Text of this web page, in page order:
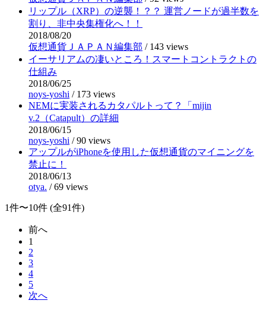
リップル（XRP）の逆襲！？？ 運営ノードが過半数を
割り、非中央集権化へ！！
2018/08/20
仮想通貨ＪＡＰＡＮ編集部 / 143 views
イーサリアムの凄いところ！スマートコントラクトの
仕組み
2018/06/25
noys-yoshi / 173 views
NEMに実装されるカタパルトって？「mijin
v.2（Catapult）の詳細
2018/06/15
noys-yoshi /90 views
アップルがiPhoneを使用した仮想通貨のマイニングを
禁止に！
2018/06/13
otya. /69 views
1件〜10件 (全91件)
前へ
1
2
3
4
5
次へ